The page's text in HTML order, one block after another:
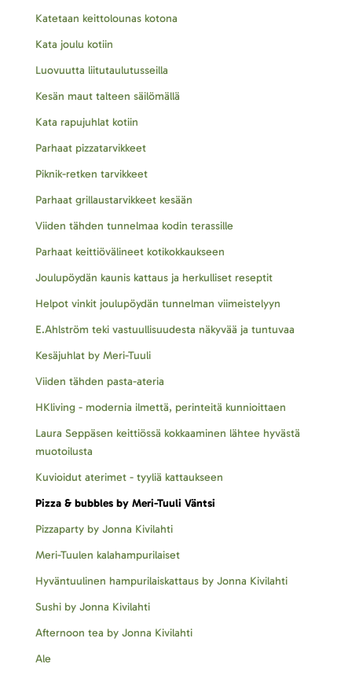
Katetaan keittolounas kotona
Kata joulu kotiin
Luovuutta liitutaulutusseilla
Kesän maut talteen säilömällä
Kata rapujuhlat kotiin
Parhaat pizzatarvikkeet
Piknik-retken tarvikkeet
Parhaat grillaustarvikkeet kesään
Viiden tähden tunnelmaa kodin terassille
Parhaat keittiövälineet kotikokkaukseen
Joulupöydän kaunis kattaus ja herkulliset reseptit
Helpot vinkit joulupöydän tunnelman viimeistelyyn
E.Ahlström teki vastuullisuudesta näkyvää ja tuntuvaa
Kesäjuhlat by Meri-Tuuli
Viiden tähden pasta-ateria
HKliving - modernia ilmettä, perinteitä kunnioittaen
Laura Seppäsen keittiössä kokkaaminen lähtee hyvästä
muotoilusta
Kuvioidut aterimet - tyyliä kattaukseen
Pizza & bubbles by Meri-Tuuli Väntsi
Pizzaparty by Jonna Kivilahti
Meri-Tuulen kalahampurilaiset
Hyväntuulinen hampurilaiskattaus by Jonna Kivilahti
Sushi by Jonna Kivilahti
Afternoon tea by Jonna Kivilahti
Ale